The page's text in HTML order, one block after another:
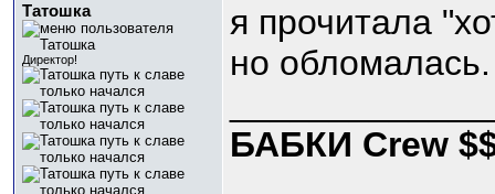
Татошка
Директор!
я прочитала
но
БАБКИ Crew